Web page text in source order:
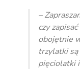
–
czy
obojętnie
trzylatki
pięciolatki